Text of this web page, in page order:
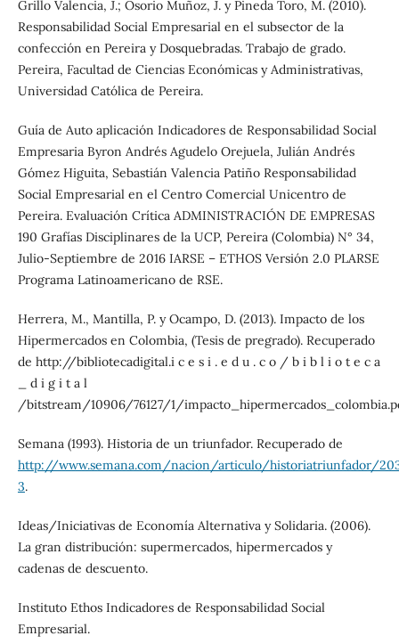
Grillo Valencia, J.; Osorio Muñoz, J. y Pineda Toro, M. (2010).
Responsabilidad Social Empresarial en el subsector de la
confección en Pereira y Dosquebradas. Trabajo de grado.
Pereira, Facultad de Ciencias Económicas y Administrativas,
Universidad Católica de Pereira.
Guía de Auto aplicación Indicadores de Responsabilidad Social
Empresaria Byron Andrés Agudelo Orejuela, Julián Andrés
Gómez Higuita, Sebastián Valencia Patiño Responsabilidad
Social Empresarial en el Centro Comercial Unicentro de
Pereira. Evaluación Crítica ADMINISTRACIÓN DE EMPRESAS
190 Grafías Disciplinares de la UCP, Pereira (Colombia) N° 34,
Julio-Septiembre de 2016 IARSE – ETHOS Versión 2.0 PLARSE
Programa Latinoamericano de RSE.
Herrera, M., Mantilla, P. y Ocampo, D. (2013). Impacto de los
Hipermercados en Colombia, (Tesis de pregrado). Recuperado
de http://bibliotecadigital.i c e s i . e d u . c o / b i b l i o t e c a
_ d i g i t a l
/bitstream/10906/76127/1/
Semana (1993). Historia de un triunfador. Recuperado de
http://www.semana.com/nacion/articulo/historiatriunfador/
3.
Ideas/Iniciativas de Economía Alternativa y Solidaria. (2006).
La gran distribución: supermercados, hipermercados y
cadenas de descuento.
Instituto Ethos Indicadores de Responsabilidad Social
Empresarial.